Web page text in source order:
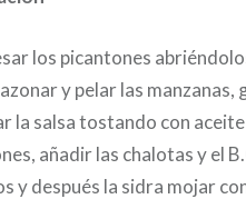
los picantones
y pelar las
la salsa tostando con
añadir las chalotas y el
y después la sidra mojar